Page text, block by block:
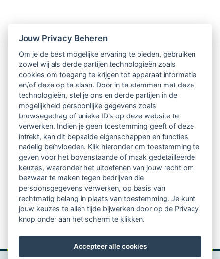
Nieuwsbrief
Ontvang 10 x per jaar de LVSC-
relatienieuwsbrief met o.a.:
vrij toegankelijke TsvB-artikelen
nieuws op het vlak van professioneel
begeleiden
informatie over LVSC-activiteiten
Aanmelden nieuwsbrief
Jouw Privacy Beheren
Om je de best mogelijke ervaring te bieden, gebruiken
zowel wij als derde partijen technologieën zoals
cookies om toegang te krijgen tot apparaat informatie
en/of deze op te slaan. Door in te stemmen met deze
technologieën, stel je ons en derde partijen in de
mogelijkheid persoonlijke gegevens zoals
browsegedrag of unieke ID's op deze website te
verwerken. Indien je geen toestemming geeft of deze
intrekt, kan dit bepaalde eigenschappen en functies
nadelig beïnvloeden. Klik hieronder om toestemming te
geven voor het bovenstaande of maak gedetailleerde
keuzes, waaronder het uitoefenen van jouw recht om
bezwaar te maken tegen bedrijven die
persoonsgegevens verwerken, op basis van
rechtmatig belang in plaats van toestemming. Je kunt
jouw keuzes te allen tijde bijwerken door op de Privacy
knop onder aan het scherm te klikken.
Accepteer alle cookies